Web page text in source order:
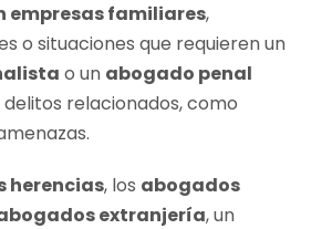
empresas familiares,
o situaciones que requieren un
o un abogado penal
delitos relacionados, como
herencias, los abogados
extranjería, un